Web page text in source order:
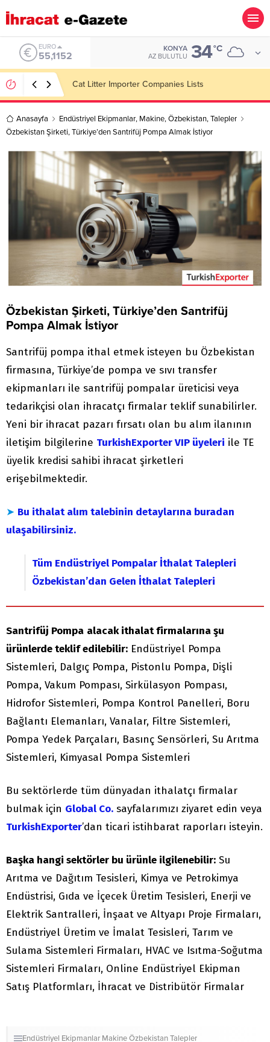
ALTIN
6.529,72
KONYA
AZ BULUTLU 34°C
Dining Room Furniture Importer Companies Lists
Anasayfa Endüstriyel Ekipmanlar, Makine,Özbekistan,Talepler
Özbekistan Şirketi, Türkiye’den Santrifüj Pompa Almak İstiyor
Özbekistan Şirketi, Türkiye’den Santrifüj
Pompa Almak İstiyor
Santrifüj pompa ithal etmek isteyen bu Özbekistan
firmasına, Türkiye’de pompa ve sıvı transfer
ekipmanları ile santrifüj pompalar üreticisi veya
tedarikçisi olan ihracatçı firmalar teklif sunabilirler.
Yeni bir ihracat pazarı fırsatı olan bu alım ilanının
iletişim bilgilerine TurkishExporter VIP üyeleri ile TE
üyelik kredisi sahibi ihracat şirketleri
erişebilmektedir.
➤ Bu ithalat alım talebinin detaylarına buradan
ulaşabilirsiniz.
Tüm Endüstriyel Pompalar İthalat Talepleri
Özbekistan’dan Gelen İthalat Talepleri
Santrifüj Pompa alacak ithalat firmalarına şu
ürünlerde teklif edilebilir: Endüstriyel Pompa
Sistemleri, Dalgıç Pompa, Pistonlu Pompa, Dişli
Pompa, Vakum Pompası, Sirkülasyon Pompası,
Hidrofor Sistemleri, Pompa Kontrol Panelleri, Boru
Bağlantı Elemanları, Vanalar, Filtre Sistemleri,
Pompa Yedek Parçaları, Basınç Sensörleri, Su Arıtma
Sistemleri, Kimyasal Pompa Sistemleri
Bu sektörlerde tüm dünyadan ithalatçı firmalar
bulmak için Global Co. sayfalarımızı ziyaret edin veya
TurkishExporter’dan ticari istihbarat raporları isteyin.
Başka hangi sektörler bu ürünle ilgilenebilir: Su
Arıtma ve Dağıtım Tesisleri, Kimya ve Petrokimya
Endüstrisi, Gıda ve İçecek Üretim Tesisleri, Enerji ve
Elektrik Santralleri, İnşaat ve Altyapı Proje Firmaları,
Endüstriyel Üretim ve İmalat Tesisleri, Tarım ve
Sulama Sistemleri Firmaları, HVAC ve Isıtma-Soğutma
Sistemleri Firmaları, Online Endüstriyel Ekipman
Satış Platformları, İhracat ve Distribütör Firmalar
Endüstriyel Ekipmanlar MakineÖzbekistanTalepler